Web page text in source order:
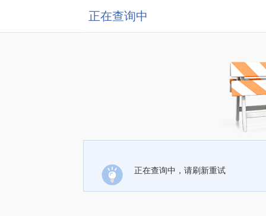
正在查询中
正在查询中，请刷新重试